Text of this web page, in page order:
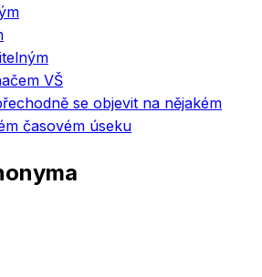
VŠ
se objevit na nějakém
časovém úseku